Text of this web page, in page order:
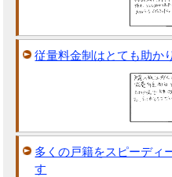
従量料金制はとても助か
多くの戸籍をスピーディ
す